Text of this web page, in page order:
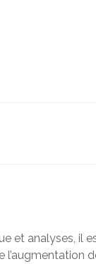
et analyses, il